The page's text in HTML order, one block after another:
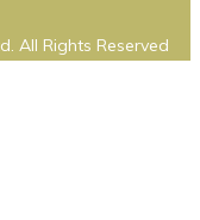
All Rights Reserved